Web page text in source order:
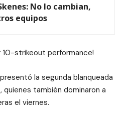
No lo cambian,
equipos
10-strikeout performance!
la segunda blanqueada
también dominaron a
el viernes.